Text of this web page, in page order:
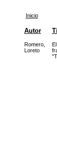
Inicio
Autor
Romero,
Loreto